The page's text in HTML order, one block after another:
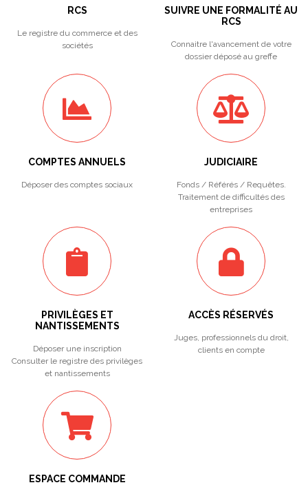
RCS
Le registre du commerce et des
sociétés
SUIVRE UNE FORMALITÉ AU
RCS
Connaitre l'avancement de votre
dossier déposé au greffe
COMPTES ANNUELS
Déposer des comptes sociaux
JUDICIAIRE
Fonds / Référés / Requêtes.
Traitement de difficultés des
entreprises
PRIVILÈGES ET
NANTISSEMENTS
Déposer une inscription
Consulter le registre des privilèges
et nantissements
ACCÈS RÉSERVÉS
Juges, professionnels du droit,
clients en compte
ESPACE COMMANDE